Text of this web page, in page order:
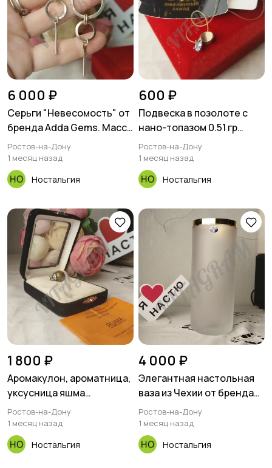
6 000 ₽
Серьги "Невесомость" от
бренда Adda Gems. Масса
6 гр
Ростов-на-Дону
1 месяц назад
Ностальгия
600 ₽
Подвеска в позолоте с
нано-топазом 0.51 гр
новая с биркой
Ростов-на-Дону
1 месяц назад
Ностальгия
1 800 ₽
Аромакулон, ароматница,
уксусница яшма
винтажный новый
Ростов-на-Дону
1 месяц назад
Ностальгия
4 000 ₽
Элегантная настольная
ваза из Чехии от бренда
Bohemia.
Ростов-на-Дону
1 месяц назад
Ностальгия